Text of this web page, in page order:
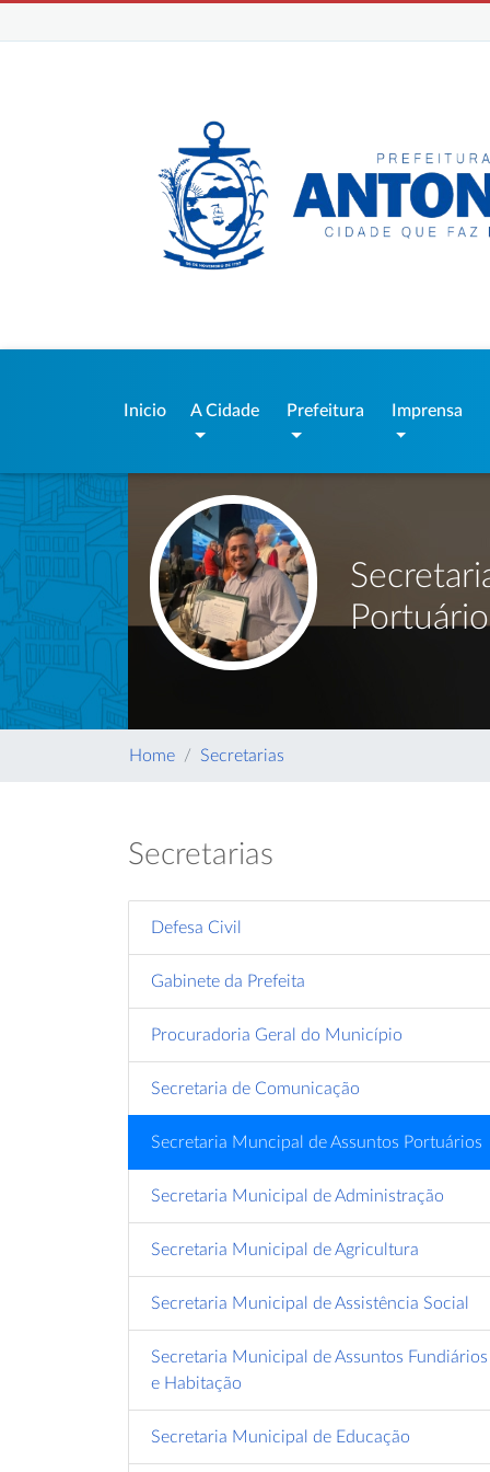
Inicio A Cidade Prefeitura Imprensa
Home Secretarias
Secretarias
Defesa Civil
Gabinete da Prefeita
Procuradoria Geral do Município
Secretaria de Comunicação
Secretaria Muncipal de Assuntos Portuários
Secretaria Municipal de Administração
Secretaria Municipal de Agricultura
Secretaria Municipal de Assistência Social
Secretaria Municipal de Assuntos Fundiários
e Habitação
Secretaria Municipal de Educação